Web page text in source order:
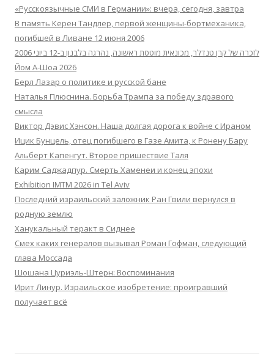
«Русскоязычные СМИ в Германии»: вчера, сегодня, завтра
В память Керен Тандлер, первой женщины-бортмеханика,
погибшей в Ливане 12 июня 2006
לזכרה של קרן טנדלר, מכונאית מוטסת ראשונה, נהרגה בלבנון ב-12 ביוני 2006
Йом А-Шоа 2026
Берл Лазар о политике и русской бане
Наталья Плюснина. Борьба Трампа за победу здравого
смысла
Виктор Дэвис Хэнсон. Наша долгая дорога к войне с Ираном
Ицик Бунцель, отец погибшего в Газе Амита, к Ронену Бару
Альберт Капенгут. Второе пришествие Таля
Карим Саджадпур. Смерть Хаменеи и конец эпохи
Exhibition IMTM 2026 in Tel Aviv
Последний израильский заложник Ран Гвили вернулся в
родную землю
Ханукальный теракт в Сиднее
Смех каких генералов вызывал Роман Гофман, следующий
глава Моссада
Шошана Цуриэль-Штерн: Воспоминания
Ирит Линур. Израильское изобретение: проигравший
получает всё